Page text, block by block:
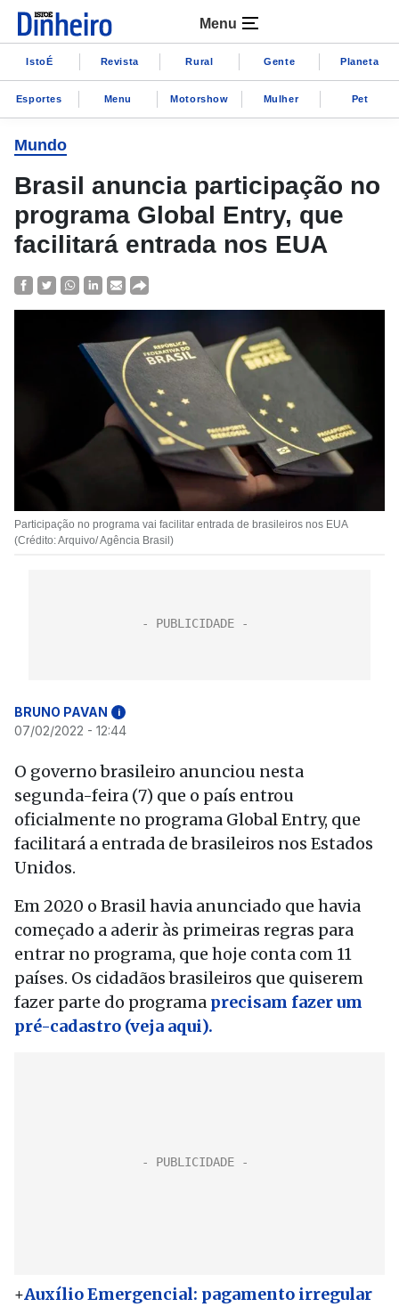
Menu
IstoÉ Revista Rural Gente Planeta
Esportes Menu Motorshow Mulher Pet
Mundo
Brasil anuncia participação no
programa Global Entry, que
facilitará entrada nos EUA
Participação no programa vai facilitar entrada de brasileiros nos EUA
(Crédito: Arquivo/ Agência Brasil)
BRUNO PAVAN i
07/02/2022 - 12:44
O governo brasileiro anunciou nesta
segunda-feira (7) que o país entrou
oficialmente no programa Global Entry, que
facilitará a entrada de brasileiros nos Estados
Unidos.
Em 2020 o Brasil havia anunciado que havia
começado a aderir às primeiras regras para
entrar no programa, que hoje conta com 11
países. Os cidadãos brasileiros que quiserem
fazer parte do programa precisam fazer um
pré-cadastro (veja aqui).
+Auxílio Emergencial: pagamento irregular